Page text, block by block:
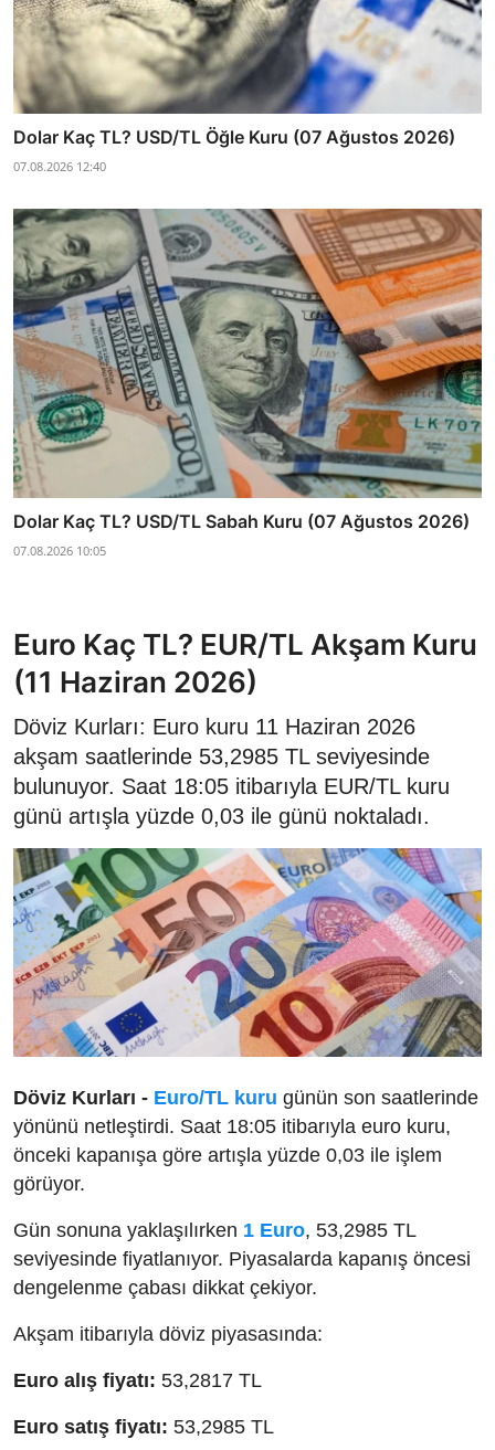
Dolar Kaç TL? USD/TL Öğle Kuru (07 Ağustos 2026)
07.08.2026 12:40
Dolar Kaç TL? USD/TL Sabah Kuru (07 Ağustos 2026)
07.08.2026 10:05
Euro Kaç TL? EUR/TL Akşam Kuru
(11 Haziran 2026)
Döviz Kurları: Euro kuru 11 Haziran 2026
akşam saatlerinde 53,2985 TL seviyesinde
bulunuyor. Saat 18:05 itibarıyla EUR/TL kuru
günü artışla yüzde 0,03 ile günü noktaladı.
Döviz Kurları - Euro/TL kuru günün son saatlerinde
yönünü netleştirdi. Saat 18:05 itibarıyla euro kuru,
önceki kapanışa göre artışla yüzde 0,03 ile işlem
görüyor.
Gün sonuna yaklaşılırken 1 Euro, 53,2985 TL
seviyesinde fiyatlanıyor. Piyasalarda kapanış öncesi
dengelenme çabası dikkat çekiyor.
Akşam itibarıyla döviz piyasasında:
Euro alış fiyatı: 53,2817 TL
Euro satış fiyatı: 53,2985 TL